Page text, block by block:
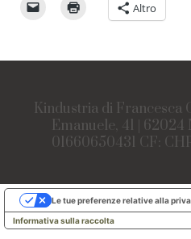
Altro
Kindustria di Francesca
Emanuele, 41 |
01660650431 CF:
Informativa sulla raccolta
Le tue preferenze relative alla